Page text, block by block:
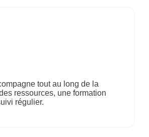
tout au long de la
ressources, une formation
régulier.